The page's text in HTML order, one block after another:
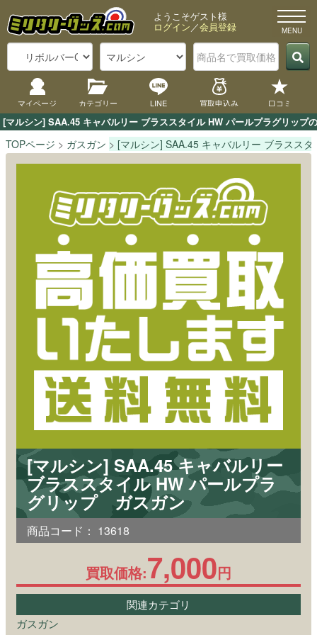
[マルシン] SAA.45 キャバルリー ブラススタイル HW パールプラグリッ
ようこそゲスト様
ログイン／会員登録
マイページ カテゴリー LINE 買取申込み 口コミ
TOPページ ガスガン [マルシン] SAA.45 キャバルリー ブラスス
[マルシン] SAA.45 キャバルリー
ブラススタイル HW パールプラ
グリップ ガスガン
商品コード： 13618
買取価格:7,000円
関連カテゴリ
ガスガン